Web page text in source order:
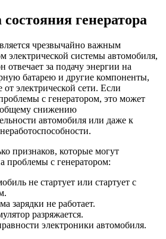
генератора
чрезвычайно важным
электрической системы автомобиля,
отвечает за подачу энергии на
батарею и другие компоненты,
электрической сети. Если
с генератором, это может
общему снижению
автомобиля или даже к
признаков, которые могут
проблемы с генератором:
не стартует или стартует с
зарядки не работает.
разряжается.
электроники автомобиля.